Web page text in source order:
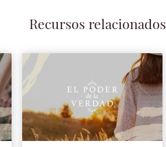
Recursos relacionados